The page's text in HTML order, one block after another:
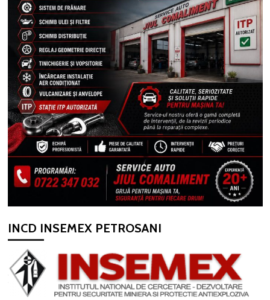
INCD INSEMEX PETROSANI